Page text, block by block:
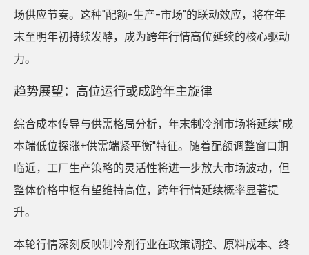
场供应节奏。这种"配额-生产-市场"的联动效应，将在年
末至明年初持续发酵，成为跨年行情高位延续的核心驱动
力。
趋势展望：高位运行或成跨年主旋律
综合成本传导与供需格局分析，年末制冷剂市场将延续"成
本端低位探涨+供需端紧平衡"特征。随着配额调整窗口期
临近，工厂生产策略的灵活性将进一步放大市场波动，但
整体价格中枢有望维持高位，跨年行情延续概率显著提
升。
本轮行情深刻反映制冷剂行业在政策调控、原料成本、终